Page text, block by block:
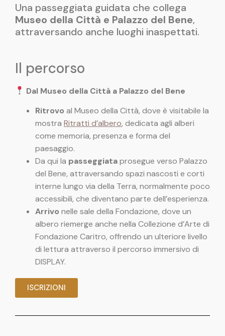
Una passeggiata guidata che collega
Museo della Città e Palazzo del Bene,
attraversando anche luoghi inaspettati.
Il percorso
Dal Museo della Città a Palazzo del Bene
Ritrovo al Museo della Città, dove è visitabile la
mostra Ritratti d’albero, dedicata agli alberi
come memoria, presenza e forma del
paesaggio.
Da qui la passeggiataprosegue verso Palazzo
del Bene, attraversando spazi nascosti e corti
interne lungo via della Terra, normalmente poco
accessibili, che diventano parte dell’esperienza.
Arrivo nelle sale della Fondazione, dove un
albero riemerge anche nella Collezione d’Arte di
Fondazione Caritro, offrendo un ulteriore livello
di lettura attraverso il percorso immersivo di
DISPLAY.
ISCRIZIONI